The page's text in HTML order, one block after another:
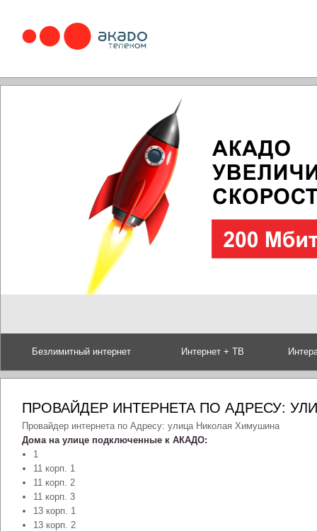
Безлимитный интернет Интернет + ТВ
ПРОВАЙДЕР ИНТЕРНЕТА ПО АДРЕСУ:
Провайдер интернета по Адресу: улица Николая Химушина
Дома на улице подключенные к АКАДО:
1
11 корп. 1
11 корп. 2
11 корп. 3
13 корп. 1
13 корп. 2